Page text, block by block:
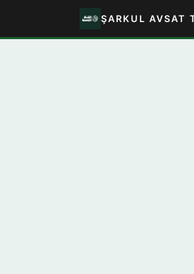
ŞARKUL AVSAT